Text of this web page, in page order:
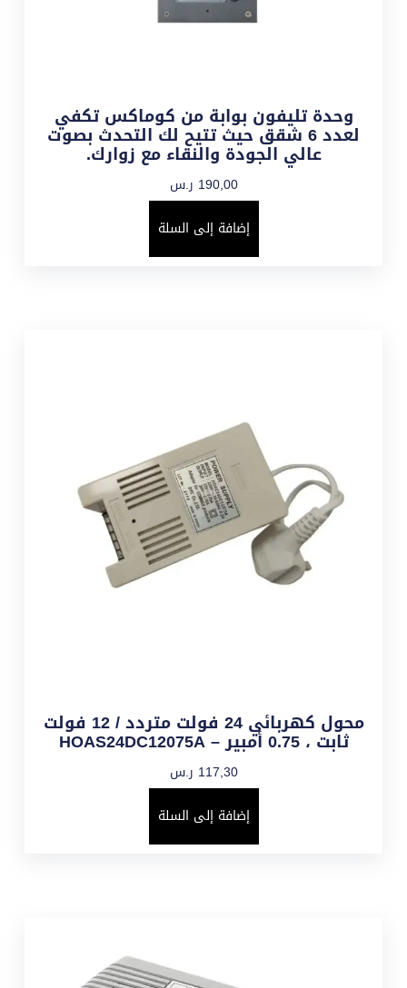
وحدة تليفون بوابة من كوماكس تكفي
لعدد 6 شقق حيث تتيح لك التحدث بصوت
عالي الجودة والنقاء مع زوارك.
190,00 ر.س
إضافة إلى السلة
محول كهربائي 24 فولت متردد / 12 فولت
ثابت ، 0.75 أمبير – HOAS24DC12075A
117,30 ر.س
إضافة إلى السلة